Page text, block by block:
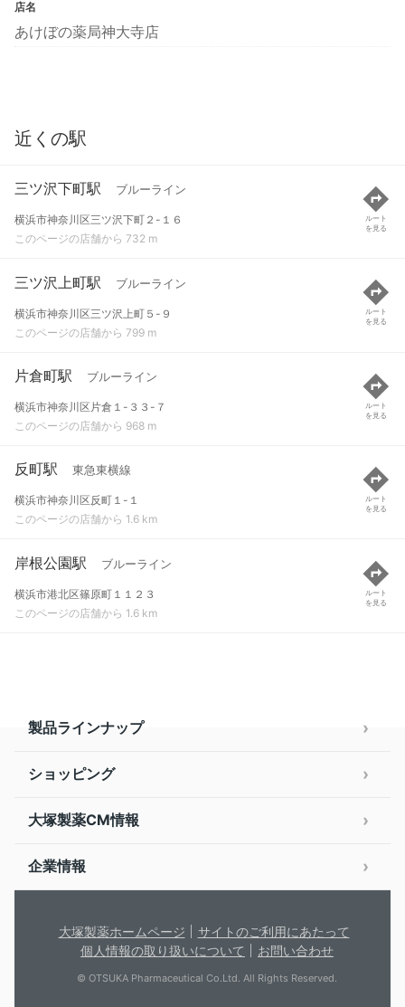
店名
あけぼの薬局神大寺店
近くの駅
三ツ沢下町駅 ブルーライン
横浜市神奈川区三ツ沢下町２-１６
このページの店舗から 732 m
ルート
を見る
三ツ沢上町駅 ブルーライン
横浜市神奈川区三ツ沢上町５-９
このページの店舗から 799 m
ルート
を見る
片倉町駅 ブルーライン
横浜市神奈川区片倉１-３３-７
このページの店舗から 968 m
ルート
を見る
反町駅 東急東横線
横浜市神奈川区反町１-１
このページの店舗から 1.6 km
ルート
を見る
岸根公園駅 ブルーライン
横浜市港北区篠原町１１２３
このページの店舗から 1.6 km
ルート
を見る
製品ラインナップ
ショッピング
大塚製薬CM情報
企業情報
大塚製薬ホームページ
サイトのご利用にあたって
個人情報の取り扱いについて
お問い合わせ
© OTSUKA Pharmaceutical Co.Ltd. All Rights Reserved.